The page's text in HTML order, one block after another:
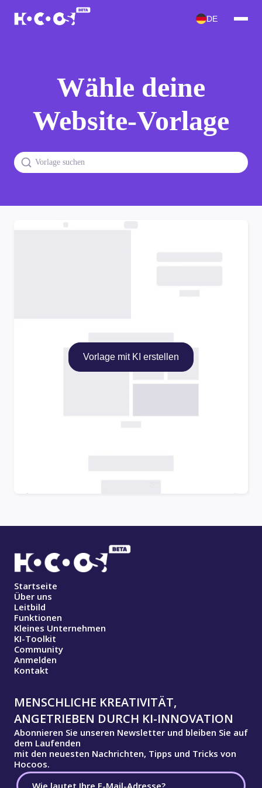
DE
Wähle deine
Website-Vorlage
Vorlage mit KI erstellen
Startseite
Über uns
Leitbild
Funktionen
Kleines Unternehmen
KI-Toolkit
Community
Anmelden
Kontakt
MENSCHLICHE KREATIVITÄT,
ANGETRIEBEN DURCH KI-INNOVATION
Abonnieren Sie unseren Newsletter und bleiben Sie auf
dem Laufenden
mit den neuesten Nachrichten, Tipps und Tricks von
Hocoos.